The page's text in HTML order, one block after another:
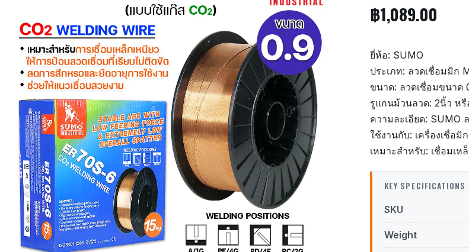
฿1,089.00
ยี่ห้อ: SUMO
ประเภท: ลวดเชื่อมมิก
ขนาด: ลวดเชื่อมขนาด
รูแกนม้วนลวด: 2นิ้ว ห
ความละเอียด: SUMO
ใช้งานกับ: เครื่องเชื่อมิ
เหมาะสำหรับ: เชื่อมเห
KEY SPECIFICATIONS
SKU
Weight